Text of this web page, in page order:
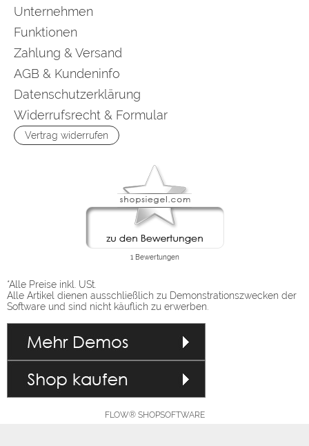
Unternehmen
Funktionen
Zahlung & Versand
AGB & Kundeninfo
Datenschutzerklärung
Widerrufsrecht & Formular
Vertrag widerrufen
*Alle Preise inkl. USt.
Alle Artikel dienen ausschließlich zu Demonstrationszwecken der
Software und sind nicht käuflich zu erwerben.
FLOW® SHOPSOFTWARE